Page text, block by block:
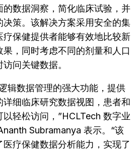
的数据洞察，简化临床试验，并
决策。该解决方案采用安全的集
疗保健提供者能够有效地比较新
，同时考虑不同的剂量和人口
问关键数据。
辑数据管理的强大功能，提供
细临床研究数据视图，患者和
以轻松访问，”HCLTech 数字业
Subramanya 表示。“该
疗保健数据分析能力，实现了